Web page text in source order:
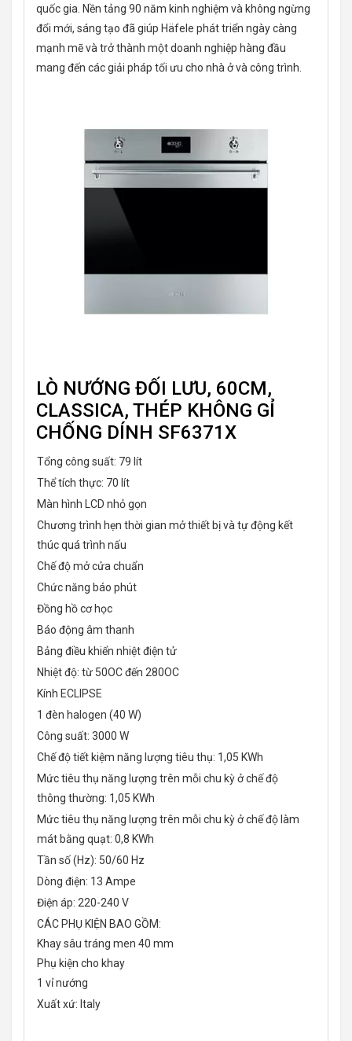
quốc gia. Nền tảng 90 năm kinh nghiệm và không ngừng
đổi mới, sáng tạo đã giúp Häfele phát triển ngày càng
mạnh mẽ và trở thành một doanh nghiệp hàng đầu
mang đến các giải pháp tối ưu cho nhà ở và công trình.
LÒ NƯỚNG ĐỐI LƯU, 60CM,
CLASSICA, THÉP KHÔNG GỈ
CHỐNG DÍNH SF6371X
Tổng công suất: 79 lít
Thể tích thực: 70 lít
Màn hình LCD nhỏ gọn
Chương trình hẹn thời gian mở thiết bị và tự động kết
thúc quá trình nấu
Chế độ mở cửa chuẩn
Chức năng báo phút
Đồng hồ cơ học
Báo động âm thanh
Bảng điều khiển nhiệt điện tử
Nhiệt độ: từ 50OC đến 280OC
Kính ECLIPSE
1 đèn halogen (40 W)
Công suất: 3000 W
Chế độ tiết kiệm năng lượng tiêu thụ: 1,05 KWh
Mức tiêu thụ năng lượng trên mỗi chu kỳ ở chế độ
thông thường: 1,05 KWh
Mức tiêu thụ năng lượng trên mỗi chu kỳ ở chế độ làm
mát bằng quạt: 0,8 KWh
Tần số (Hz): 50/60 Hz
Dòng điện: 13 Ampe
Điện áp: 220-240 V
CÁC PHỤ KIỆN BAO GỒM:
Khay sâu tráng men 40 mm
Phụ kiện cho khay
1 vỉ nướng
Xuất xứ: Italy